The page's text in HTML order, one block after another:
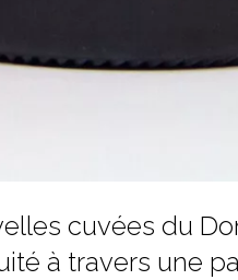
cuvées du
à travers une